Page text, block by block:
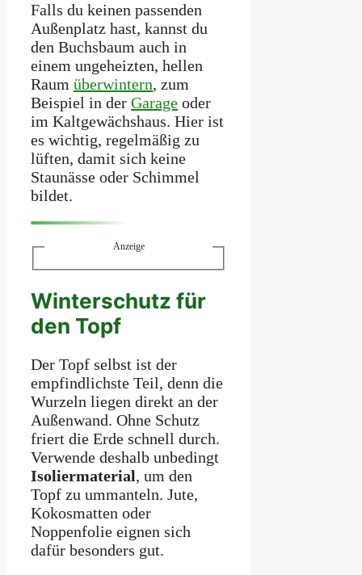
Falls du keinen passenden
Außenplatz hast, kannst du
den Buchsbaum auch in
einem ungeheizten, hellen
Raum überwintern, zum
Beispiel in der Garage oder
im Kaltgewächshaus. Hier ist
es wichtig, regelmäßig zu
lüften, damit sich keine
Staunässe oder Schimmel
bildet.
Anzeige
Winterschutz für
den Topf
Der Topf selbst ist der
empfindlichste Teil, denn die
Wurzeln liegen direkt an der
Außenwand. Ohne Schutz
friert die Erde schnell durch.
Verwende deshalb unbedingt
Isoliermaterial, um den
Topf zu ummanteln. Jute,
Kokosmatten oder
Noppenfolie eignen sich
dafür besonders gut.